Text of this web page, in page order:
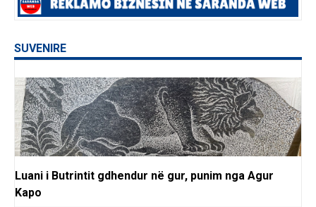
SUVENIRE
Luani i Butrintit gdhendur në gur, punim nga Agur
Kapo